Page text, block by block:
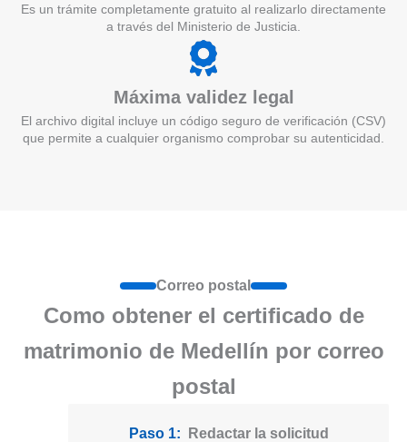
Es un trámite completamente gratuito al realizarlo directamente
a través del Ministerio de Justicia.
Máxima validez legal
El archivo digital incluye un código seguro de verificación (CSV)
que permite a cualquier organismo comprobar su autenticidad.
Correo postal
Como obtener el certificado de
matrimonio de Medellín por correo
postal
Paso 1: Redactar la solicitud